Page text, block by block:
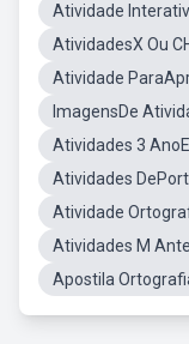
Atividade
AtividadesX Ou
Atividade
ImagensDe
Atividades 3
Atividades
Atividade
Atividades M
Apostila